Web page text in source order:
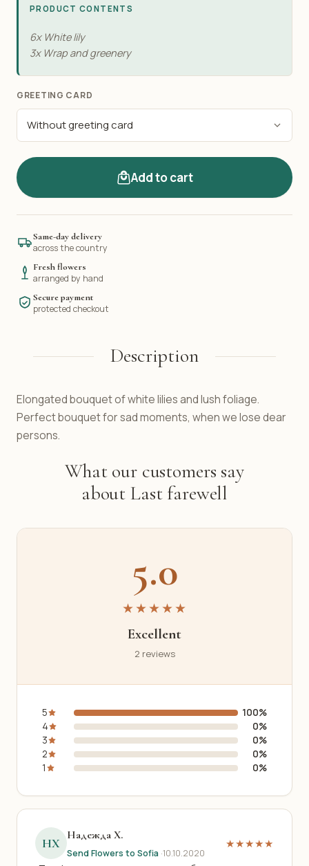
PRODUCT CONTENTS
6x White lily
3x Wrap and greenery
GREETING CARD
Add to cart
Same-day delivery
across the country
Fresh flowers
arranged by hand
Secure payment
protected checkout
Description
Elongated bouquet of white lilies and lush foliage.
Perfect bouquet for sad moments, when we lose dear
persons.
What our customers say
about Last farewell
5.0
★★★★★
Excellent
2 reviews
5
100%
4
0%
3
0%
2
0%
1
0%
НХ
Надежда Х.
Send Flowers to Sofia ·10.10.2020
★★★★★